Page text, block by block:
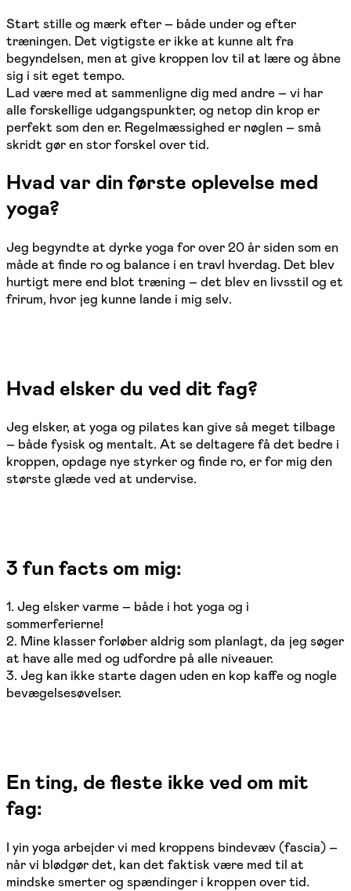
Start stille og mærk efter – både under og efter
træningen. Det vigtigste er ikke at kunne alt fra
begyndelsen, men at give kroppen lov til at lære og åbne
sig i sit eget tempo.
Lad være med at sammenligne dig med andre – vi har
alle forskellige udgangspunkter, og netop din krop er
perfekt som den er. Regelmæssighed er nøglen – små
skridt gør en stor forskel over tid.
Hvad var din første oplevelse med
yoga?
Jeg begyndte at dyrke yoga for over 20 år siden som en
måde at finde ro og balance i en travl hverdag. Det blev
hurtigt mere end blot træning – det blev en livsstil og et
frirum, hvor jeg kunne lande i mig selv.
Hvad elsker du ved dit fag?
Jeg elsker, at yoga og pilates kan give så meget tilbage
– både fysisk og mentalt. At se deltagere få det bedre i
kroppen, opdage nye styrker og finde ro, er for mig den
største glæde ved at undervise.
3 fun facts om mig:
1. Jeg elsker varme – både i hot yoga og i
sommerferierne!
2. Mine klasser forløber aldrig som planlagt, da jeg søger
at have alle med og udfordre på alle niveauer.
3. Jeg kan ikke starte dagen uden en kop kaffe og nogle
bevægelsesøvelser.
En ting, de fleste ikke ved om mit
fag:
I yin yoga arbejder vi med kroppens bindevæv (fascia) –
når vi blødgør det, kan det faktisk være med til at
mindske smerter og spændinger i kroppen over tid.